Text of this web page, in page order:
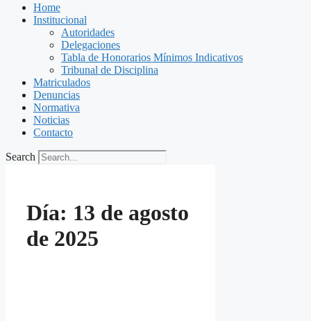
Home
Institucional
Autoridades
Delegaciones
Tabla de Honorarios Mínimos Indicativos
Tribunal de Disciplina
Matriculados
Denuncias
Normativa
Noticias
Contacto
Search
Día: 13 de agosto
de 2025